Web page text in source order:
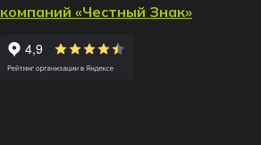
компаний «Честный Знак»